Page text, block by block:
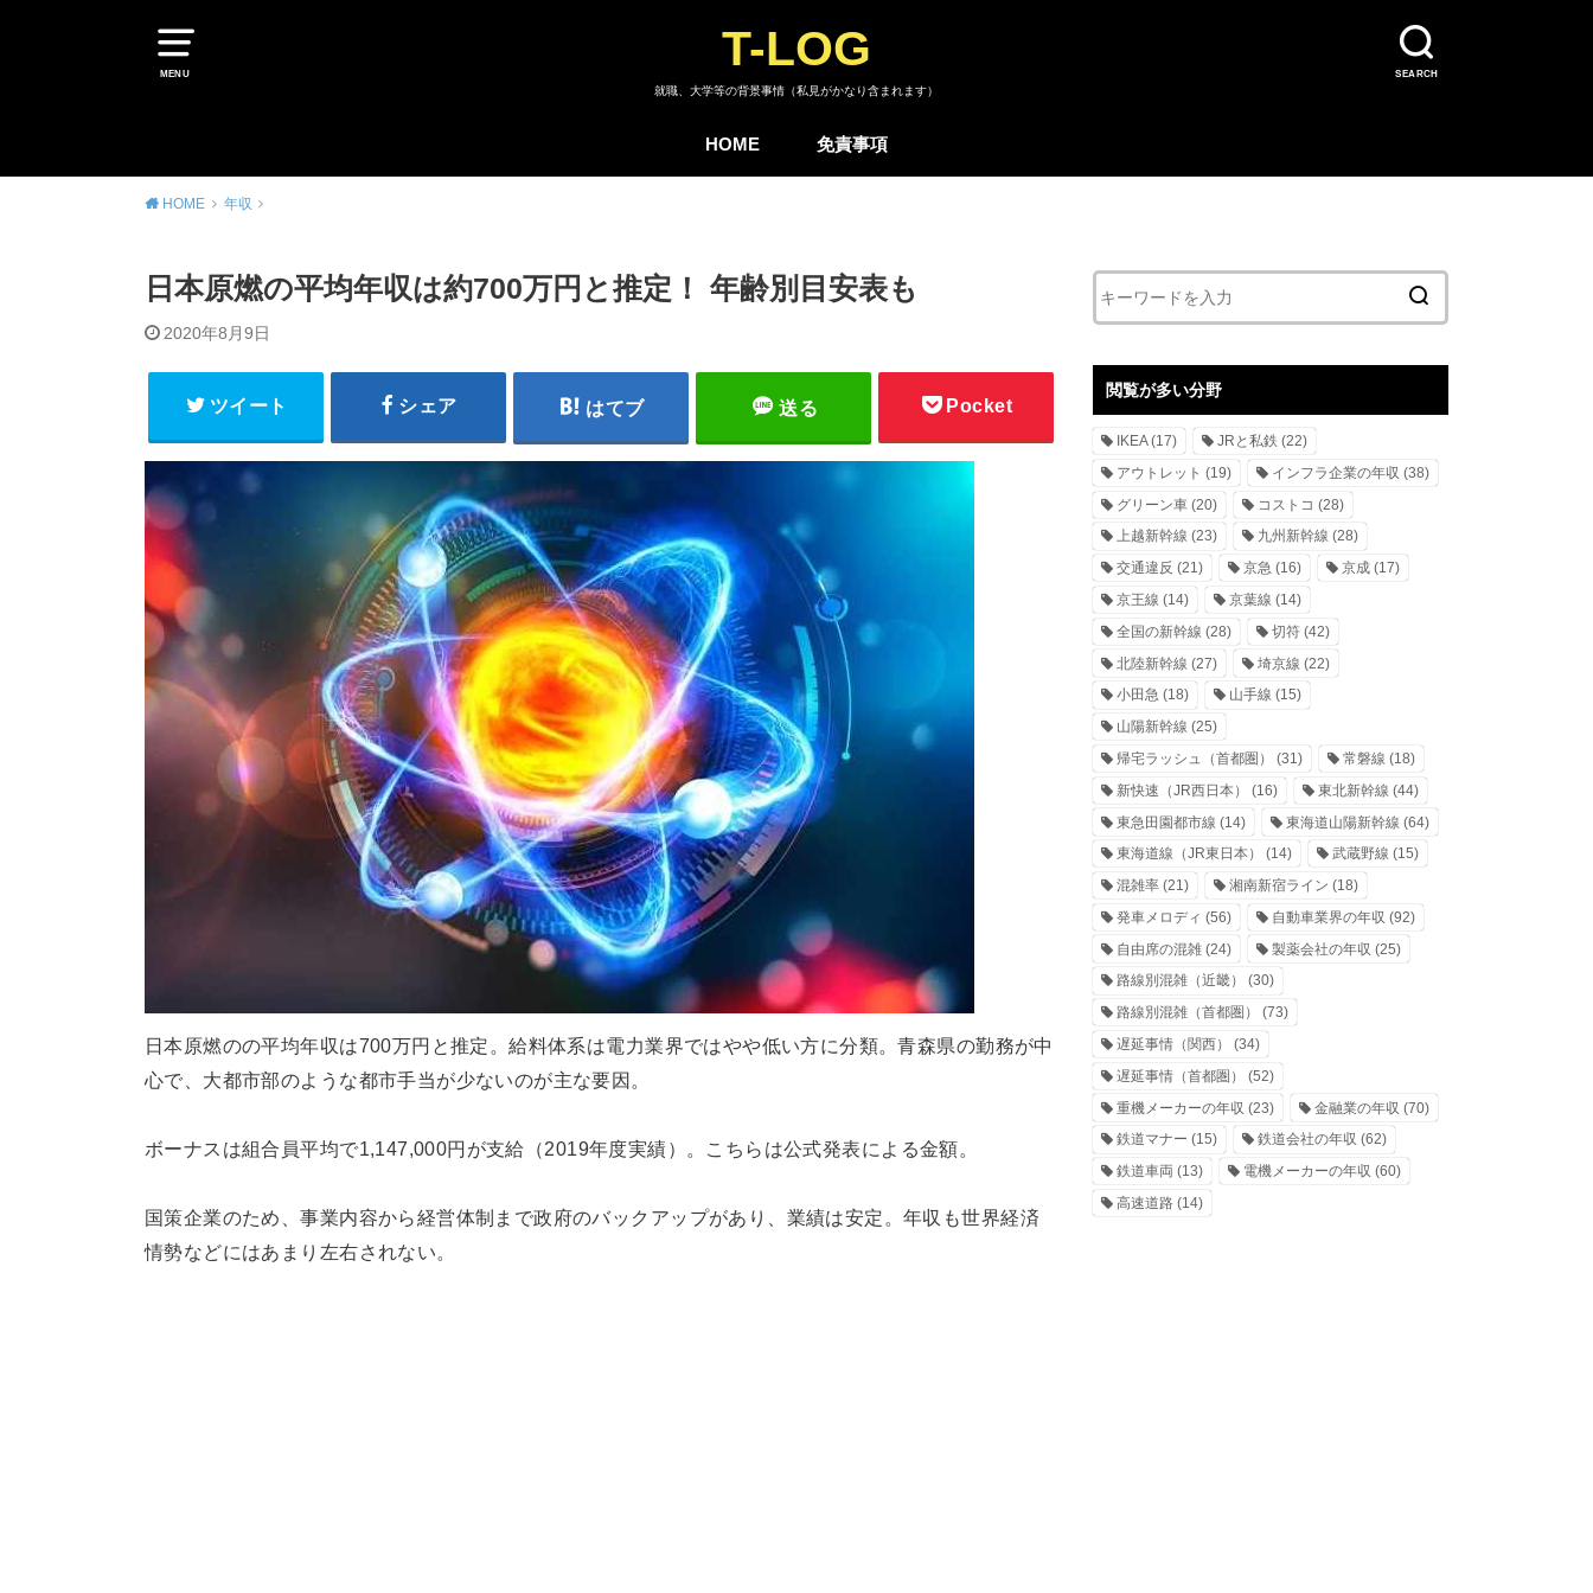
MENU SEARCH
T-LOG
就職、大学等の背景事情（私見がかなり含まれます）
HOME 免責事項
HOME 年収
日本原燃の平均年収は約700万円と推定！ 年齢別目安表も
2020年8月9日
ツイート シェア はてブ 送る Pocket
日本原燃のの平均年収は700万円と推定。給料体系は電力業界ではやや低い方に分類。青森県の勤務が中
心で、大都市部のような都市手当が少ないのが主な要因。
ボーナスは組合員平均で1,147,000円が支給（2019年度実績）。こちらは公式発表による金額。
国策企業のため、事業内容から経営体制まで政府のバックアップがあり、業績は安定。年収も世界経済
情勢などにはあまり左右されない。
閲覧が多い分野
IKEA(17) JRと私鉄 (22)
アウトレット (19) インフラ企業の年収 (38)
グリーン車 (20) コストコ (28)
上越新幹線 (23) 九州新幹線 (28)
交通違反 (21) 京急 (16) 京成(17)
京王線 (14) 京葉線 (14)
全国の新幹線 (28) 切符(42)
北陸新幹線 (27) 埼京線 (22)
小田急 (18) 山手線 (15)
山陽新幹線 (25)
帰宅ラッシュ（首都圏）
(31) 常磐線 (18)
新快速（JR西日本）
(16) 東北新幹線 (44)
東急田園都市線 (14) 東海道山陽新幹線 (64)
東海道線（JR東日本）
(14) 武蔵野線 (15)
混雑率 (21) 湘南新宿ライン (18)
発車メロディ (56) 自動車業界の年収 (92)
自由席の混雑 (24) 製薬会社の年収 (25)
路線別混雑（近畿）
(30)
路線別混雑（首都圏）
(73)
遅延事情（関西）
(34)
遅延事情（首都圏）
(52)
重機メーカーの年収 (23) 金融業の年収 (70)
鉄道マナー (15) 鉄道会社の年収 (62)
鉄道車両 (13) 電機メーカーの年収 (60)
高速道路 (14)